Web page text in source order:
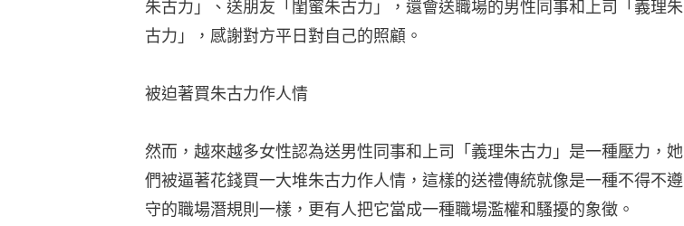
朱古力」、送朋友「閨蜜朱古力」，還會送職場的男性同事和上司「義理朱
古力」，感謝對方平日對自己的照顧。
被迫著買朱古力作人情
然而，越來越多女性認為送男性同事和上司「義理朱古力」是一種壓力，她
們被逼著花錢買一大堆朱古力作人情，這樣的送禮傳統就像是一種不得不遵
守的職場潛規則一樣，更有人把它當成一種職場濫權和騷擾的象徵。